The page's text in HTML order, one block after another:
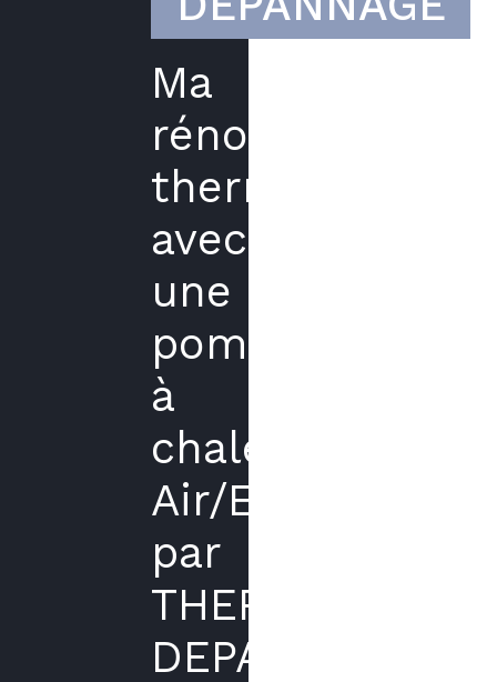
Ma
rénovation
thermique
avec
une
pompe
à
chaleur
Air/Eau
par
THERMIKE
DEPANNAGE